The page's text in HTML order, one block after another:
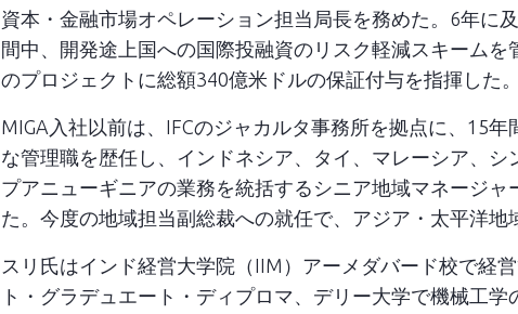
資本・金融市場オペレーション担当局長を務めた。6年に
間中、開発途上国への国際投融資のリスク軽減スキームを
のプロジェクトに総額340億米ドルの保証付与を指揮した。
MIGA入社以前は、IFCのジャカルタ事務所を拠点に、15年
な管理職を歴任し、インドネシア、タイ、マレーシア、シ
プアニューギニアの業務を統括するシニア地域マネージャ
た。今度の地域担当副総裁への就任で、アジア・太平洋地
スリ氏はインド経営大学院（IIM）アーメダバード校で経
ト・グラデュエート・ディプロマ、デリー大学で機械工学